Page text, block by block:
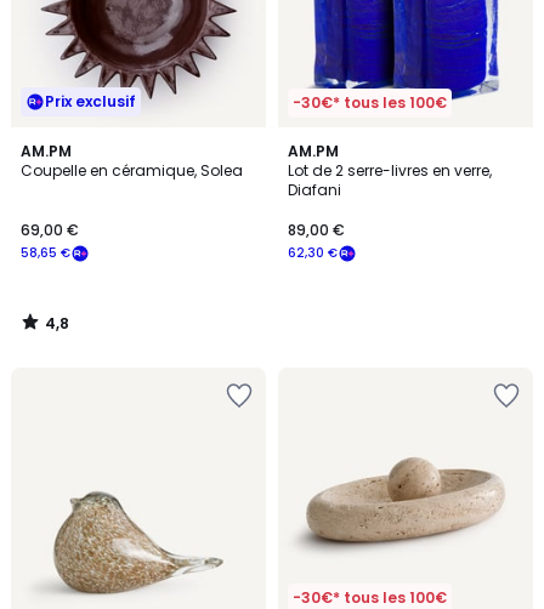
Prix exclusif
AM.PM
Coupelle en céramique, Solea
58,65 €
69,00 €
4,8
/ 5
4,8
/
-30€* tous les 100€
AM.PM
Lot de 2 serre-livres en verre,
Diafani
62,30 €
89,00 €
-30€* tous les 100€